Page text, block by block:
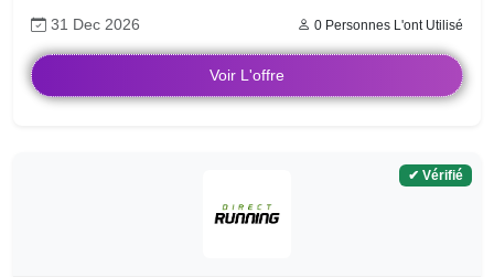
31 Dec 2026 0 Personnes L'ont Utilisé
Voir L'offre
✔ Vérifié